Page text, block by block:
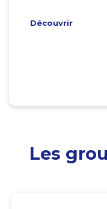
Découvrir
Les